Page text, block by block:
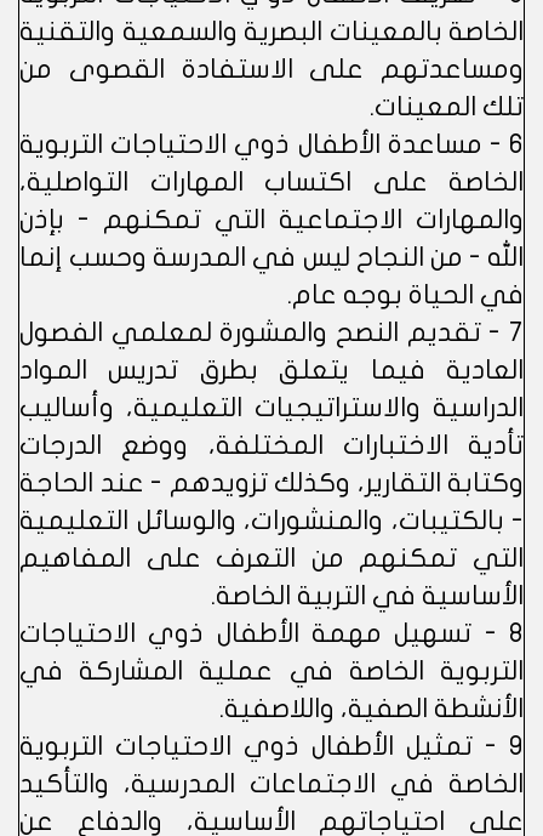
الخاصة بالمعينات البصرية والسمعية والتقنية
ومساعدتهم على الاستفادة القصوى من
تلك المعينات.
6 - مساعدة الأطفال ذوي الاحتياجات التربوية
الخاصة على اكتساب المهارات التواصلية،
والمهارات الاجتماعية التي تمكنهم - بإذن
الله - من النجاح ليس في المدرسة وحسب إنما
في الحياة بوجه عام.
7 - تقديم النصح والمشورة لمعلمي الفصول
العادية فيما يتعلق بطرق تدريس المواد
الدراسية والاستراتيجيات التعليمية، وأساليب
تأدية الاختبارات المختلفة، ووضع الدرجات
وكتابة التقارير، وكذلك تزويدهم - عند الحاجة
- بالكتيبات، والمنشورات، والوسائل التعليمية
التي تمكنهم من التعرف على المفاهيم
الأساسية في التربية الخاصة.
8 - تسهيل مهمة الأطفال ذوي الاحتياجات
التربوية الخاصة في عملية المشاركة في
الأنشطة الصفية، واللاصفية.
9 - تمثيل الأطفال ذوي الاحتياجات التربوية
الخاصة في الاجتماعات المدرسية، والتأكيد
على احتياجاتهم الأساسية، والدفاع عن